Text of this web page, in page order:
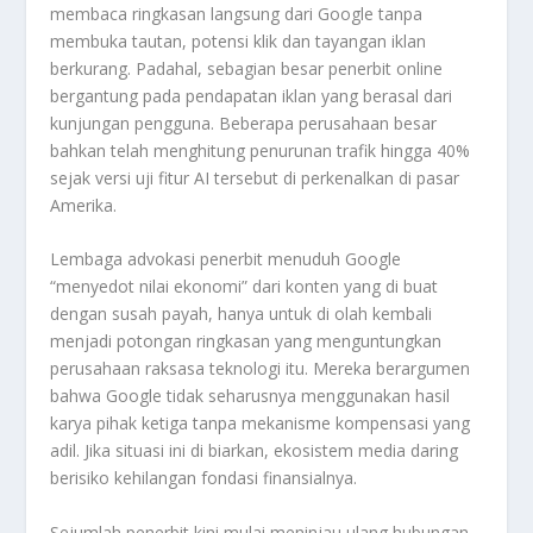
membaca ringkasan langsung dari Google tanpa
membuka tautan, potensi klik dan tayangan iklan
berkurang. Padahal, sebagian besar penerbit online
bergantung pada pendapatan iklan yang berasal dari
kunjungan pengguna. Beberapa perusahaan besar
bahkan telah menghitung penurunan trafik hingga 40%
sejak versi uji fitur AI tersebut di perkenalkan di pasar
Amerika.
Lembaga advokasi penerbit menuduh Google
“menyedot nilai ekonomi” dari konten yang di buat
dengan susah payah, hanya untuk di olah kembali
menjadi potongan ringkasan yang menguntungkan
perusahaan raksasa teknologi itu. Mereka berargumen
bahwa Google tidak seharusnya menggunakan hasil
karya pihak ketiga tanpa mekanisme kompensasi yang
adil. Jika situasi ini di biarkan, ekosistem media daring
berisiko kehilangan fondasi finansialnya.